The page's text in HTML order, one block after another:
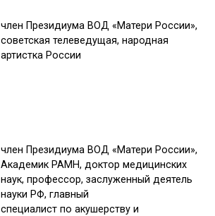
член Президиума ВОД «Матери России»,
советская телеведущая, народная
артистка России
член Президиума ВОД «Матери России»,
Академик РАМН, доктор медицинских
наук, профессор, заслуженный деятель
науки РФ, главный
специалист по акушерству и